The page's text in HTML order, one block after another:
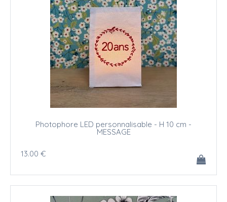
Photophore LED personnalisable - H 10 cm -
MESSAGE
13.00 €